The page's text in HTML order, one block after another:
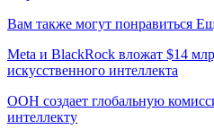
Вам также могут понравиться
Meta и BlackRock вложат $14
искусственного интеллекта
ООН создает глобальную
интеллекту